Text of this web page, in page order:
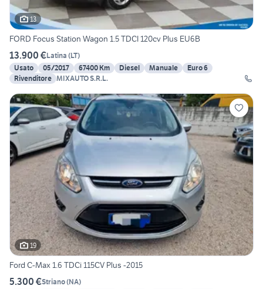
13
FORD Focus Station Wagon 1.5 TDCI 120cv Plus EU6B
13.900 €Latina (LT)
Usato
05/2017 67400 Km Diesel Manuale
Euro 6
Rivenditore MIXAUTO S.R.L.
19
Ford C-Max 1.6 TDCi 115CV Plus -2015
5.300 €Striano(NA)